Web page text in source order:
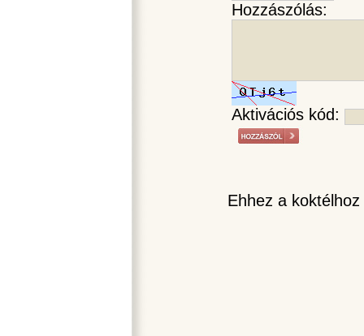
Hozzászólás:
Aktivációs kód:
Ehhez a